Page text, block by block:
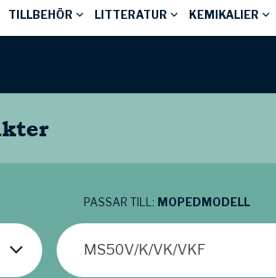
TILLBEHÖR LITTERATUR KEMIKALIER
PASSAR TILL: MOPEDMODELL
MS50V/K/VK/VKF